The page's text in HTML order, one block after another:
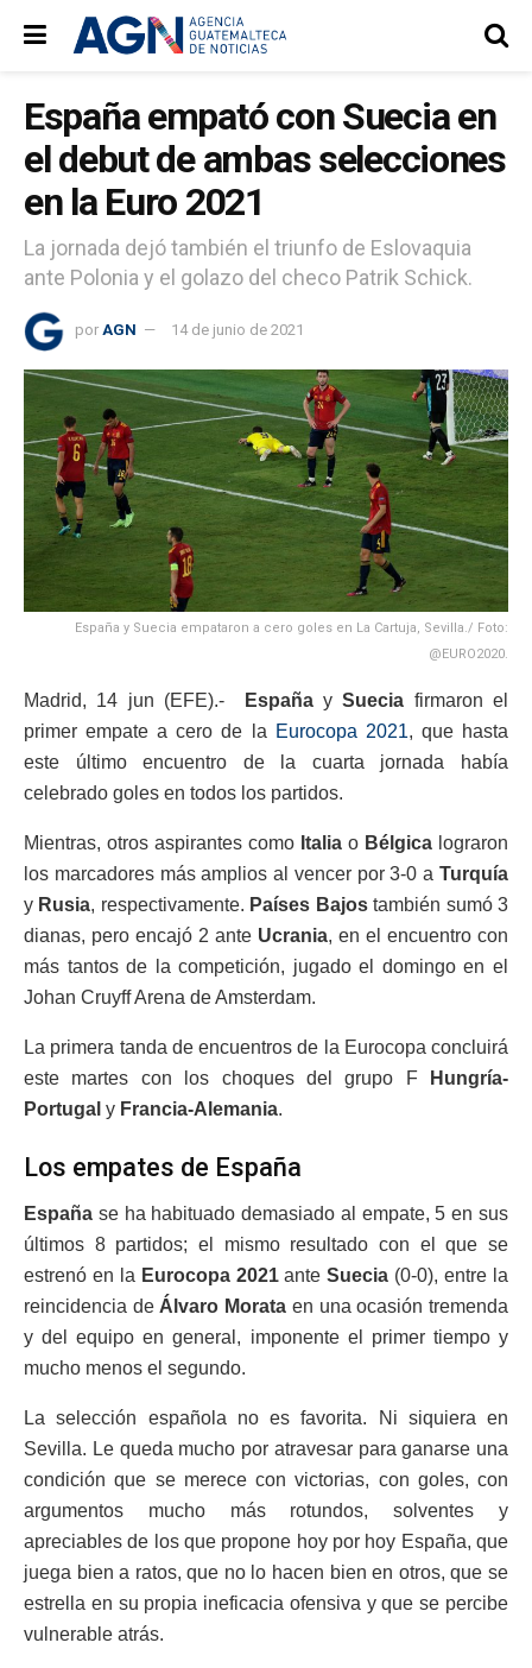
España empató con Suecia en
el debut de ambas selecciones
en la Euro 2021
La jornada dejó también el triunfo de Eslovaquia
ante Polonia y el golazo del checo Patrik Schick.
por AGN 14 de junio de 2021
España y Suecia empataron a cero goles en La Cartuja, Sevilla./ Foto:
@EURO2020.
Madrid, 14 jun (EFE).- EspañaySuecia firmaron el
primer empate a cero de la Eurocopa 2021, que hasta
este último encuentro de la cuarta jornada había
celebrado goles en todos los partidos.
Mientras, otros aspirantes como Italia o Bélgica lograron
los marcadores más amplios al vencer por 3-0 a Turquía
y Rusia, respectivamente. Países Bajostambién sumó 3
dianas, pero encajó 2 ante Ucrania, en el encuentro con
más tantos de la competición, jugado el domingo en el
Johan Cruyff Arena de Amsterdam.
La primera tanda de encuentros de la Eurocopa concluirá
este martes con los choques del grupo F
Hungría-
Portugal y Francia-Alemania.
Los empates de España
España se ha habituado demasiado al empate, 5 en sus
últimos 8 partidos; el mismo resultado con el que se
estrenó en la Eurocopa 2021anteSuecia (0-0), entre la
reincidencia deÁlvaro Morata en una ocasión tremenda
y del equipo en general, imponente el primer tiempo y
mucho menos el segundo.
La selección española no es favorita. Ni siquiera en
Sevilla. Le queda mucho por atravesar para ganarse una
condición que se merece con victorias, con goles, con
argumentos mucho más rotundos, solventes y
apreciables de los que propone hoy por hoy España, que
juega bien a ratos, que no lo hacen bien en otros, que se
estrella en su propia ineficacia ofensiva y que se percibe
vulnerable atrás.